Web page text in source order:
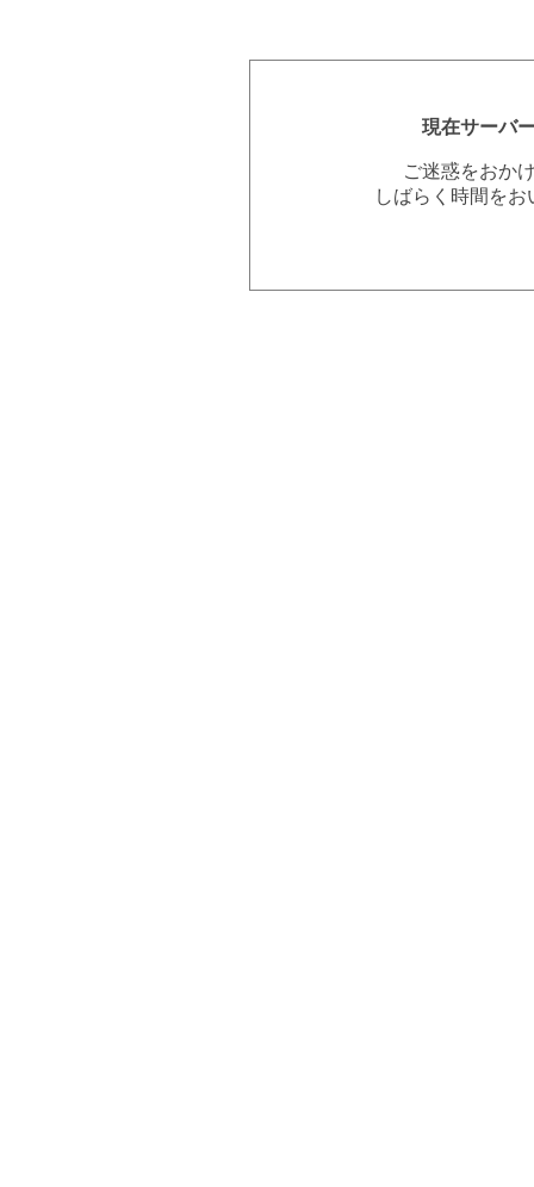
現在サーバ
ご迷惑をおか
しばらく時間を